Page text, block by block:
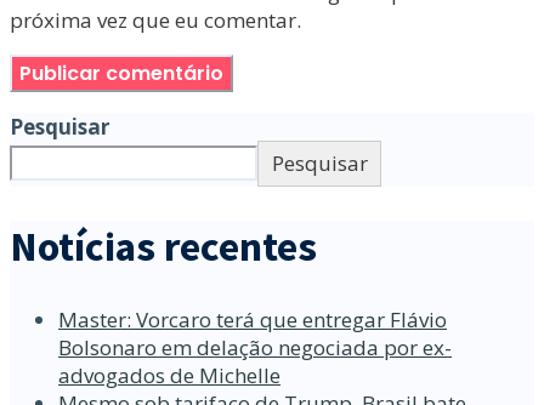
próxima vez que eu comentar.
Pesquisar
Pesquisar
Notícias recentes
Master: Vorcaro terá que entregar Flávio
Bolsonaro em delação negociada por ex-
advogados de Michelle